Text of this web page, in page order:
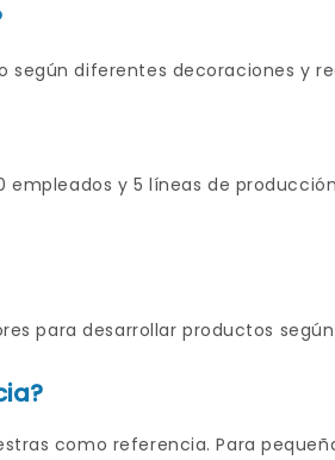
según diferentes decoraciones y
y 5 líneas de
para desarrollar productos
como referencia. Para